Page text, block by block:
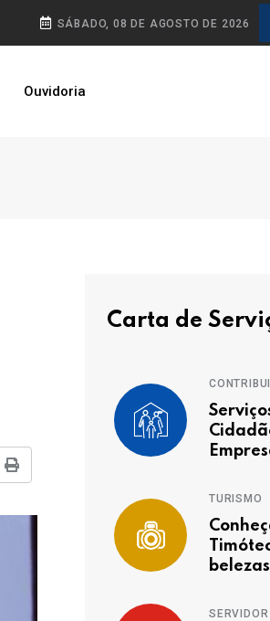
SÁBADO, 08 DE AGOSTO DE 2026
Ouvidoria
Carta de
TURISMO
belezas
SERVIDOR